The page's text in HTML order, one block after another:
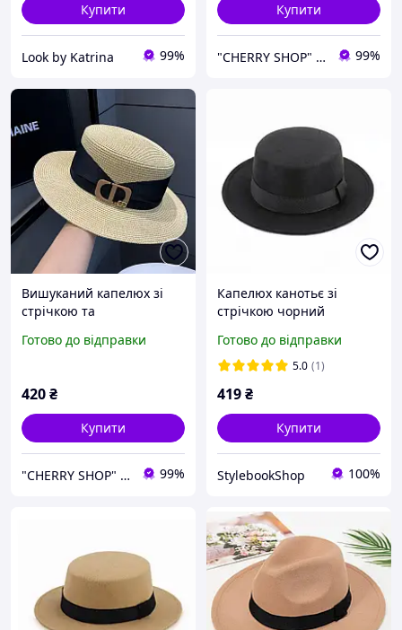
Купити
Look by Katrina 99%
Купити
"CHERRY SHOP" Косметика, жіночий одяг та аксесуари 99%
Вишуканий капелюх зі
стрічкою та
"CD". Бежевий
Готово до відправки
420₴
Купити
"CHERRY SHOP" Косметика, жіночий одяг та аксесуари 99%
Капелюх канотьє зі
стрічкою чорний
Готово до відправки
5.0 (1)
419₴
Купити
StylebookShop 100%